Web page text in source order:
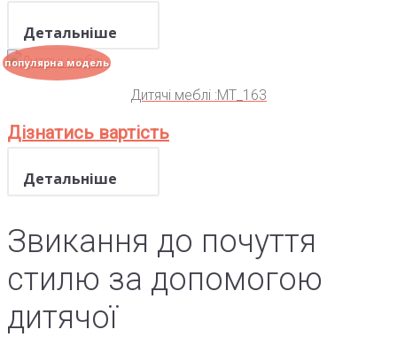
Детальніше
популярна модель
Дитячі меблі :MT_163
Дізнатись вартість
Детальніше
Звикання до почуття
стилю за допомогою
дитячої